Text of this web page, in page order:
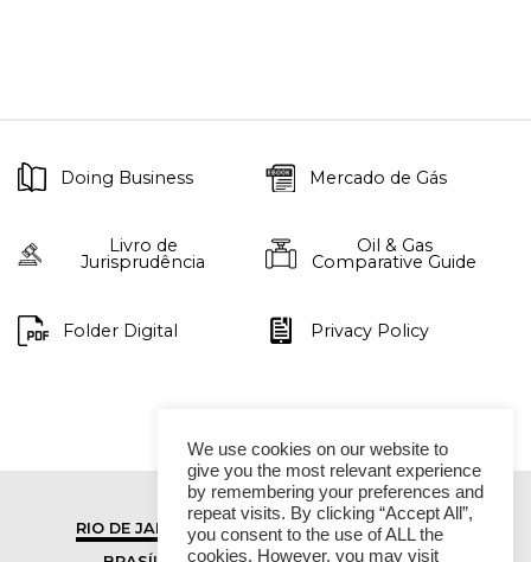
Doing Business Mercado de Gás
Livro de
Jurisprudência
Oil & Gas
Comparative Guide
Folder Digital Privacy Policy
RIO DE JANEIRO
SÃO PAULO
We use cookies on our website to
give you the most relevant experience
by remembering your preferences and
repeat visits. By clicking “Accept All”,
you consent to the use of ALL the
cookies. However, you may visit